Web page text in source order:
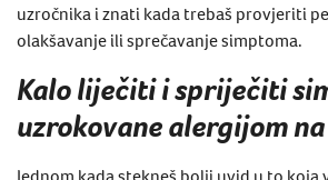
uzročnika i znati kada trebaš provjeriti
olakšavanje ili sprečavanje simptoma.
Kalo liječiti i spriječiti
uzrokovane alergijom
Jednom kada stekneš bolji uvid u to